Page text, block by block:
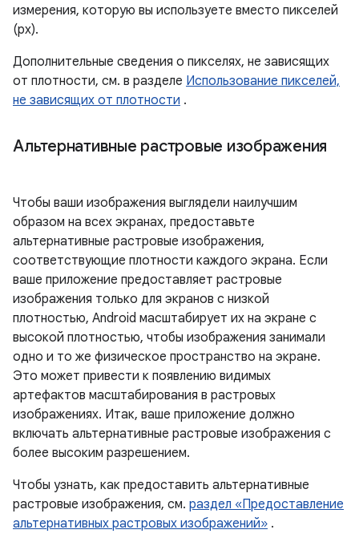
измерения, которую вы используете вместо пикселей
(px).
Дополнительные сведения о пикселях, не зависящих
от плотности, см. в разделе Использование пикселей,
не зависящих от плотности .
Альтернативные растровые изображения
Чтобы ваши изображения выглядели наилучшим
образом на всех экранах, предоставьте
альтернативные растровые изображения,
соответствующие плотности каждого экрана. Если
ваше приложение предоставляет растровые
изображения только для экранов с низкой
плотностью, Android масштабирует их на экране с
высокой плотностью, чтобы изображения занимали
одно и то же физическое пространство на экране.
Это может привести к появлению видимых
артефактов масштабирования в растровых
изображениях. Итак, ваше приложение должно
включать альтернативные растровые изображения с
более высоким разрешением.
Чтобы узнать, как предоставить альтернативные
растровые изображения, см. раздел «Предоставление
альтернативных растровых изображений» .